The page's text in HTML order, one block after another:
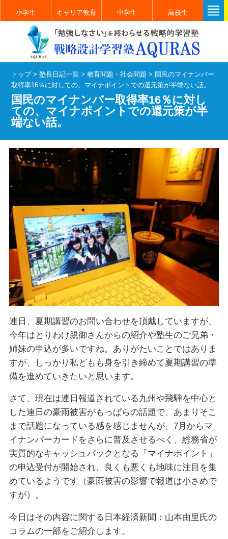
小学生 キャリア教育 中学生 高校生
トップ>塾長日記一覧 >教育問題・社会問題 > 国民のマイナンバー
取得率16％に対しての、マイナポイントでの還元策が半端ない話。
国民のマイナンバー取得率16％に対し
ての、マイナポイントでの還元策が半
端ない話。
連日、夏期講習のお問い合わせを頂戴していますが、
今年はとりわけ親御さんからの紹介や塾生のご兄弟・
姉妹の申込が多いですね。ありがたいことではありま
すが、しっかり私どもも身を引き締めて夏期講習の準
備を進めていきたいと思います。
さて、現在は連日報道されている九州や飛騨を中心と
した連日の豪雨被害がもっぱらの話題で、あまりそこ
まで話題になっている感を感じませんが、7月からマ
イナンバーカードをさらに普及させるべく、総務省が
実質的なキャッシュバックとなる「マイナポイント」
の申込受付が開始され、良くも悪くも地味に注目を集
めているようです（豪雨被害の影響で報道は小さめで
すが）。
今日はその内容に関する日本経済新聞：山本由里氏の
コラムの一部をご紹介します。